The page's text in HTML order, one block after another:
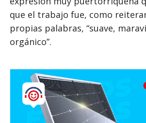
que el trabajo fue, como
propias palabras, “suave,
orgánico”.